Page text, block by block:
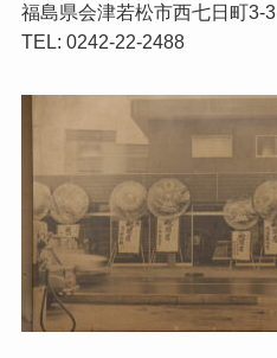
福島県会津若松市西七日町3-3
TEL: 0242-22-2488